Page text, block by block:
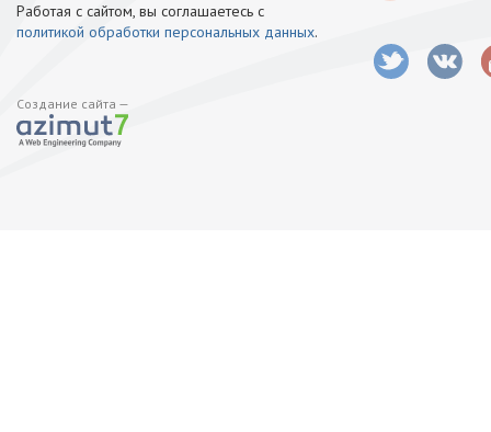
Работая с сайтом, вы соглашаетесь с
политикой обработки персональных данных.
Создание сайта —